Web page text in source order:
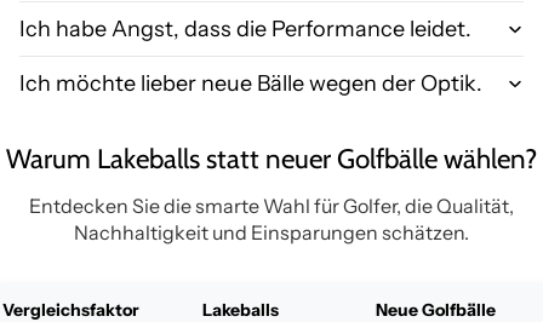
Ich habe Angst, dass die Performance leidet.
Ich möchte lieber neue Bälle wegen der Optik.
Warum Lakeballs statt neuer Golfbälle wählen?
Entdecken Sie die smarte Wahl für Golfer, die Qualität,
Nachhaltigkeit und Einsparungen schätzen.
Vergleichsfaktor Lakeballs Neue Golfbälle